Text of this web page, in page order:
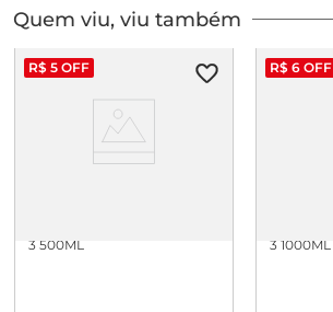
Quem viu, viu também
R$ 5 OFF
3 500ML
R$ 6 OFF
3 1000ML